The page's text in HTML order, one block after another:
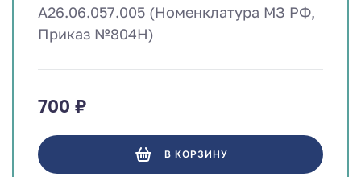
A26.06.057.005 (Номенклатура МЗ РФ,
Приказ №804Н)
700 ₽
В КОРЗИНУ